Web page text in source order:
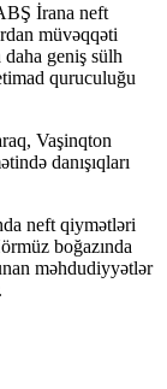
İrana neft
müvəqqəti
daha geniş sülh
quruculuğu
Vaşinqton
danışıqları
neft qiymətləri
boğazında
məhdudiyyətlər